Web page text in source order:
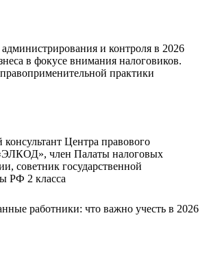
и контроля в 2026
в фокусе внимания налоговиков.
практики
Центра правового
член Палаты налоговых
советник государственной
РФ 2 класса
работники: что важно учесть в 2026